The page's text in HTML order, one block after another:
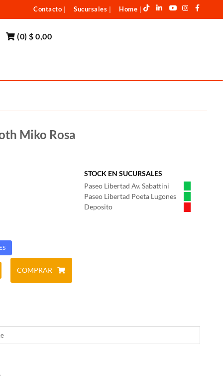
Contacto Sucursales Home
(0)$ 0,00
Miko Rosa
STOCK EN SUCURSALES
Paseo Libertad Av. Sabattini
Paseo Libertad Poeta Lugones
Deposito
COMPRAR